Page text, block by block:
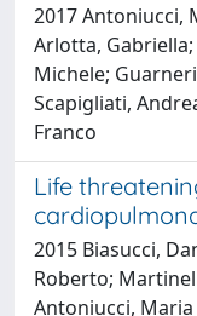
2017 Antoniucci,
Arlotta,
Michele;
Scapigliati,
Franco
Life
2015 Biasucci,
Roberto;
Antoniucci, Maria